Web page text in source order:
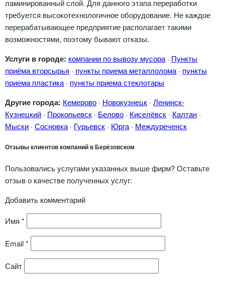
ламинированный слой. Для данного этапа переработки
требуется высокотехнологичное оборудование. Не каждое
перерабатывающее предприятие располагает такими
возможностями, поэтому бывают отказы.
Услуги в городе: компании по вывозу мусора · Пункты
приёма вторсырья · пункты приема металлолома · пункты
приема пластика · пункты приема стеклотары
Другие города: Кемерово · Новокузнецк · Ленинск-
Кузнецкий · Прокопьевск · Белово · Киселёвск · Калтан ·
Мыски · Сосновка · Гурьевск · Юрга · Междуреченск
Отзывы клиентов компаний в Берёзовском
Пользовались услугами указанных выше фирм? Оставьте
отзыв о качестве полученных услуг:
Добавить комментарий
Имя *
Email*
Сайт